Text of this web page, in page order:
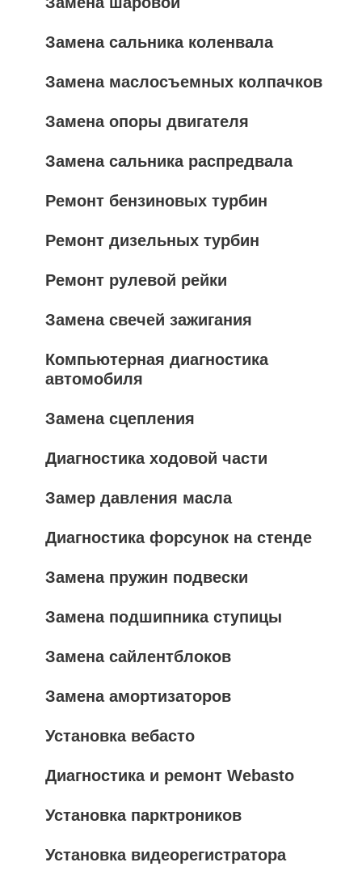
Замена сальника коленвала
Замена маслосъемных колпачков
Замена опоры двигателя
Замена сальника распредвала
Ремонт бензиновых турбин
Ремонт дизельных турбин
Ремонт рулевой рейки
Замена свечей зажигания
Компьютерная диагностика
автомобиля
Замена сцепления
Диагностика ходовой части
Замер давления масла
Диагностика форсунок на стенде
Замена пружин подвески
Замена подшипника ступицы
Замена сайлентблоков
Замена амортизаторов
Установка вебасто
Диагностика и ремонт Webasto
Установка парктроников
Установка видеорегистратора